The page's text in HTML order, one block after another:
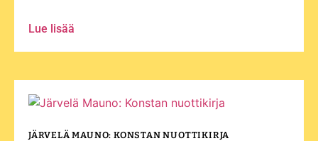
Lue lisää
JÄRVELÄ MAUNO: KONSTAN NUOTTIKIRJA